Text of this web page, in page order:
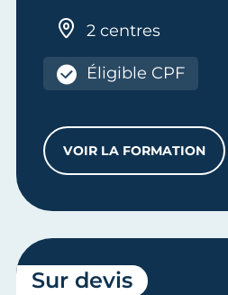
2 centres
Éligible CPF
VOIR LA FORMATION
ASSURER LA
Sur devis